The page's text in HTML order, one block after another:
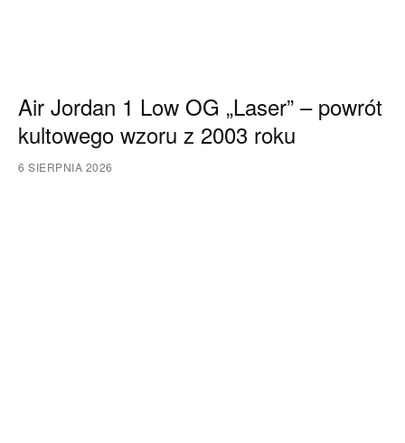
Air Jordan 1 Low OG „Laser” – powrót
kultowego wzoru z 2003 roku
6 SIERPNIA 2026